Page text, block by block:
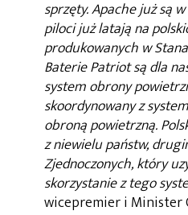
sprzęty. Apache już są
piloci już latają na
produkowanych w
Baterie Patriot są dla
system obrony
skoordynowany z
obroną powietrzną.
z niewielu państw,
Zjednoczonych, który
skorzystanie z tego
wicepremier i Minister